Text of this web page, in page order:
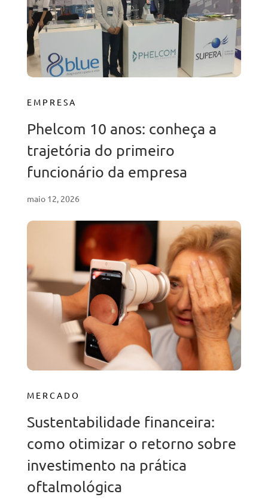
Phelcom 10 anos: conheça a
trajetória do primeiro
funcionário da empresa
maio 12, 2026
EMPRESA
Sustentabilidade financeira:
como otimizar o retorno sobre
investimento na prática
oftalmológica
MERCADO